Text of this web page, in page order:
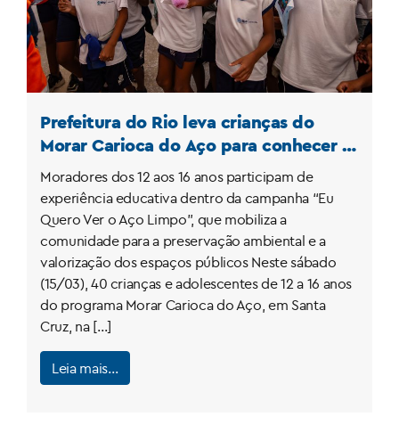
Prefeitura do Rio leva crianças do
Morar Carioca do Aço para conhecer a
Reserva Biológica do Tinguá
Moradores dos 12 aos 16 anos participam de
experiência educativa dentro da campanha “Eu
Quero Ver o Aço Limpo”, que mobiliza a
comunidade para a preservação ambiental e a
valorização dos espaços públicos Neste sábado
(15/03), 40 crianças e adolescentes de 12 a 16 anos
do programa Morar Carioca do Aço, em Santa
Cruz, na […]
Leia mais…